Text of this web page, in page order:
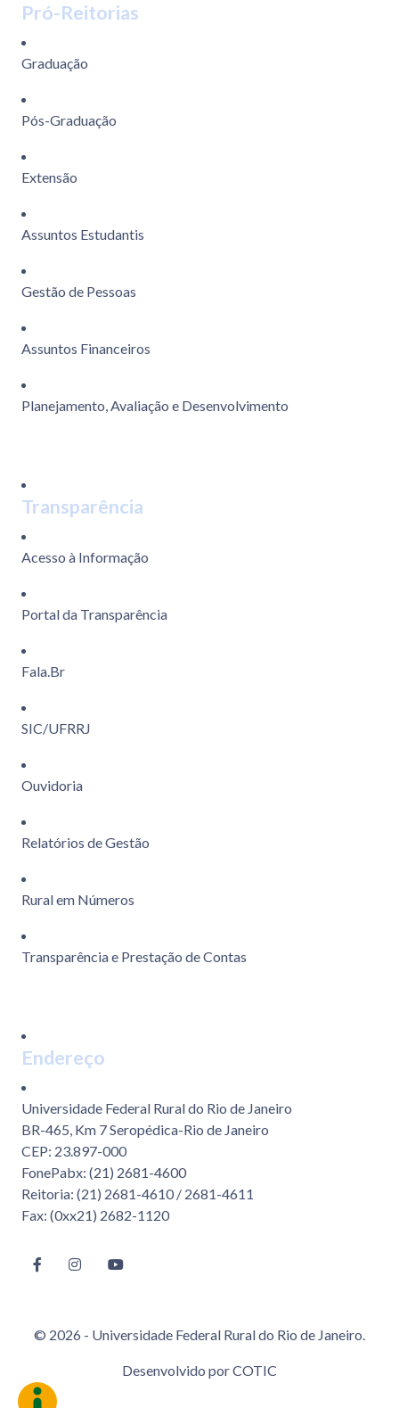
Pró-Reitorias
Graduação
Pós-Graduação
Extensão
Assuntos Estudantis
Gestão de Pessoas
Assuntos Financeiros
Planejamento, Avaliação e Desenvolvimento
Transparência
Acesso à Informação
Portal da Transparência
Fala.Br
SIC/UFRRJ
Ouvidoria
Relatórios de Gestão
Rural em Números
Transparência e Prestação de Contas
Endereço
Universidade Federal Rural do Rio de Janeiro
BR-465, Km 7 Seropédica-Rio de Janeiro
CEP: 23.897-000
FonePabx: (21) 2681-4600
Reitoria: (21) 2681-4610 / 2681-4611
Fax: (0xx21) 2682-1120
© 2026 - Universidade Federal Rural do Rio de Janeiro.
Desenvolvido porCOTIC